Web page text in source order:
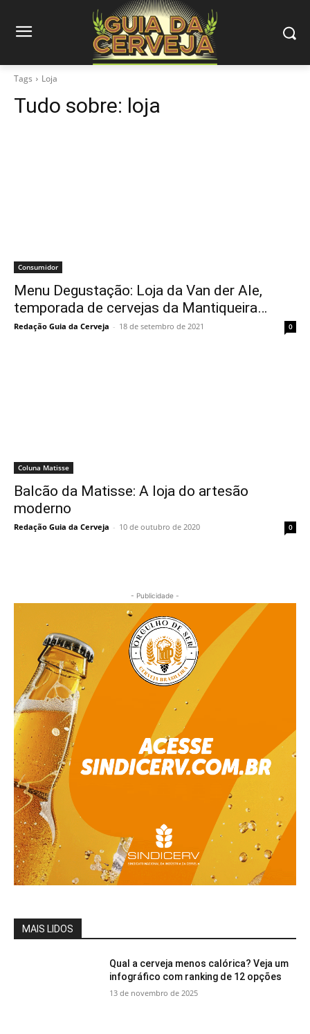
Tags Loja
Tudo sobre: loja
Consumidor
Menu Degustação: Loja da Van der Ale,
temporada de cervejas da Mantiqueira…
Redação Guia da Cerveja - 18 de setembro de 2021 0
Coluna Matisse
Balcão da Matisse: A loja do artesão
moderno
Redação Guia da Cerveja - 10 de outubro de 2020 0
- Publicidade -
MAIS LIDOS
Qual a cerveja menos calórica? Veja um
infográfico com ranking de 12 opções
13 de novembro de 2025